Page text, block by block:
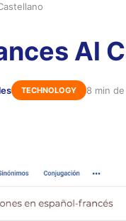
Al
TECHNOLOGY 8 min